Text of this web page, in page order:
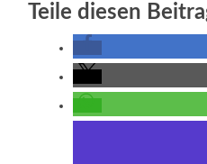
Teile diesen